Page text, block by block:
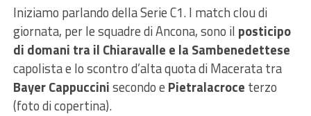
Iniziamo parlando della Serie C1. I match clou di
giornata, per le squadre di Ancona, sono il posticipo
di domani tra il Chiaravalle e la Sambenedettese
capolista e lo scontro d’alta quota di Macerata tra
Bayer Cappuccinisecondo e Pietralacroce terzo
(foto di copertina).